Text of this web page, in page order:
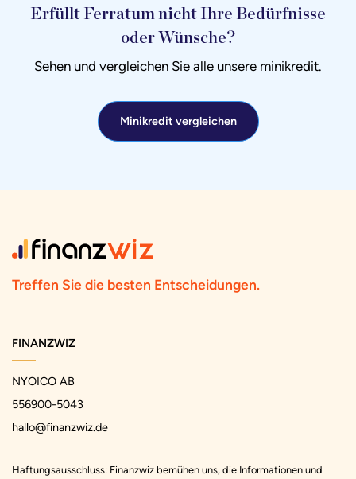
Erfüllt Ferratum nicht Ihre Bedürfnisse
oder Wünsche?
Sehen und vergleichen Sie alle unsere minikredit.
Minikredit vergleichen
Treffen Sie die besten Entscheidungen.
FINANZWIZ
NYOICO AB
556900-5043
hallo@finanzwiz.de
Haftungsausschluss: Finanzwiz bemühen uns, die Informationen und